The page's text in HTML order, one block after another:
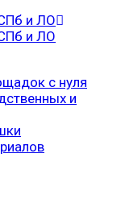
с нуля
и